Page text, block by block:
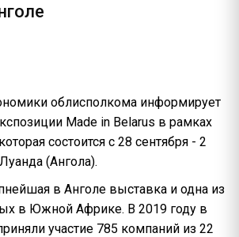
облисполкома информирует
Made in Belarus в рамках
состоится с 28 сентября - 2
(Ангола).
в Анголе выставка и одна из
в Южной Африке. В 2019 году в
участие 785 компаний из 22